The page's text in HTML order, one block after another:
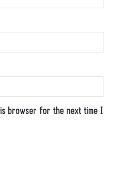
browser for the next time I